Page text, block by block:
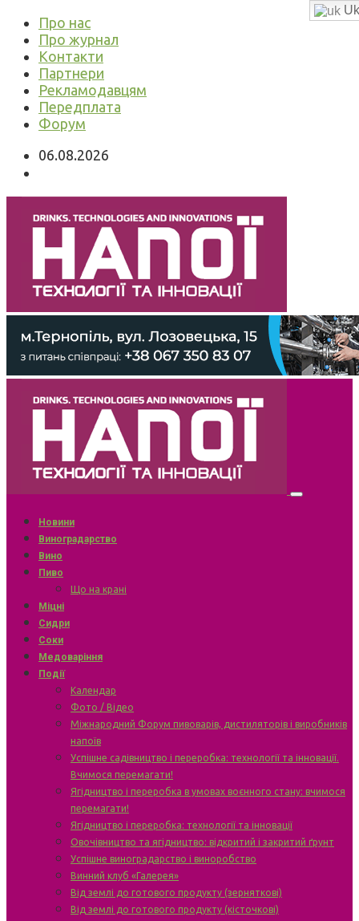
Про нас
Про журнал
Контакти
Партнери
Рекламодавцям
Передплата
Форум
06.08.2026
Новини
Виноградарство
Вино
Пиво
Що на крані
Міцні
Сидри
Соки
Медоваріння
Події
Календар
Фото / Відео
Міжнародний Форум пивоварів, дистиляторів і виробників
напоїв
Успішне садівництво і переробка: технології та інновації.
Вчимося перемагати!
Ягідництво і переробка в умовах воєнного стану: вчимося
перемагати!
Ягідництво і переробка: технології та інновації
Овочівництво та ягідництво: відкритий і закритий ґрунт
Успішне виноградарство і виноробство
Винний клуб «Галерея»
Від землі до готового продукту (зерняткові)
Від землі до готового продукту (кісточкові)